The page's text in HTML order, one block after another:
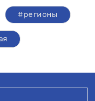
#регионы